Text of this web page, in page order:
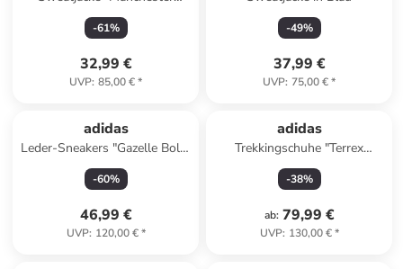
United" in Dunkelblau
-61%
32,99 €
UVP: 85,00 €*
-49%
37,99 €
UVP: 75,00 €*
adidas
Leder-Sneakers "Gazelle Bold"
in Schwarz
-60%
46,99 €
UVP: 120,00 €*
adidas
Trekkingschuhe "Terrex
Trailmaker 2 GTX" in Beige
-38%
ab: 79,99 €
UVP: 130,00 €*